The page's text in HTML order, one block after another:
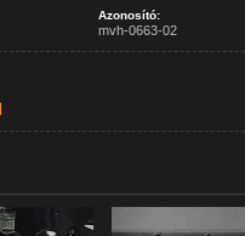
Azonosító:
mvh-0663-02